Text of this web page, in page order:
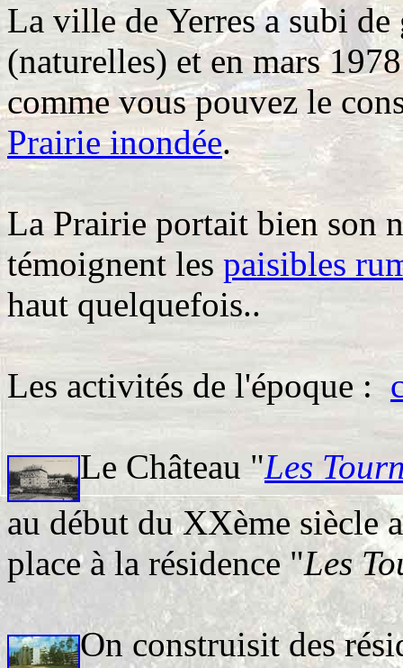
La ville de Yerres a subi
(naturelles) et en mars
comme vous pouvez le
Prairie inondée.
La Prairie portait bien son
témoignent les paisibles
haut quelquefois..
Les activités de l'époque :
Le Château "Les
au début du XXème siècle
place à la résidence "Les
On construisit des